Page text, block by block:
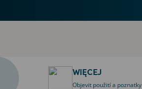
WIĘCEJ
Objevit použití a poznatky